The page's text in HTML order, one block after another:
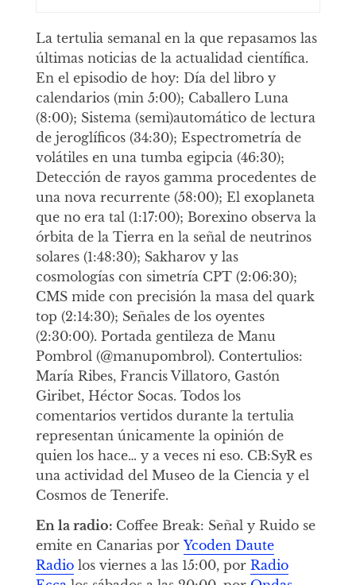
La tertulia semanal en la que repasamos las
últimas noticias de la actualidad científica.
En el episodio de hoy: Día del libro y
calendarios (min 5:00); Caballero Luna
(8:00); Sistema (semi)automático de lectura
de jeroglíficos (34:30); Espectrometría de
volátiles en una tumba egipcia (46:30);
Detección de rayos gamma procedentes de
una nova recurrente (58:00); El exoplaneta
que no era tal (1:17:00); Borexino observa la
órbita de la Tierra en la señal de neutrinos
solares (1:48:30); Sakharov y las
cosmologías con simetría CPT (2:06:30);
CMS mide con precisión la masa del quark
top (2:14:30); Señales de los oyentes
(2:30:00). Portada gentileza de Manu
Pombrol (@manupombrol). Contertulios:
María Ribes, Francis Villatoro, Gastón
Giribet, Héctor Socas. Todos los
comentarios vertidos durante la tertulia
representan únicamente la opinión de
quien los hace… y a veces ni eso. CB:SyR es
una actividad del Museo de la Ciencia y el
Cosmos de Tenerife.
En la radio: Coffee Break: Señal y Ruido se
emite en Canarias por Ycoden Daute
Radiolos viernes a las 15:00, por Radio